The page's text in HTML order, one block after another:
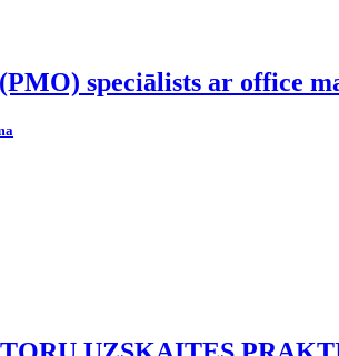
speciālists ar office